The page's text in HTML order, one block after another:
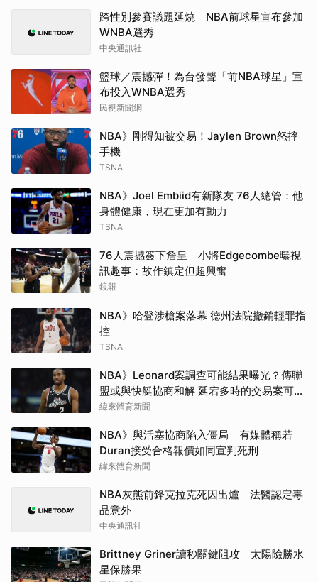
跨性別參賽議題延燒 NBA前球星宣布參加
WNBA選秀
中央通訊社
籃球／震撼彈！為台發聲「前NBA球星」宣
布投入WNBA選秀
民視新聞網
NBA》剛得知被交易！Jaylen Brown怒摔
手機
TSNA
NBA》Joel Embiid有新隊友 76人總管：他
身體健康，現在更加有動力
TSNA
76人震撼簽下詹皇 小將Edgecombe曝視
訊趣事：故作鎮定但超興奮
鏡報
NBA》哈登涉槍案落幕 德州法院撤銷輕罪指
控
TSNA
NBA》Leonard案調查可能結果曝光？傳聯
盟或與快艇協商和解 延宕多時的交易案可望
於開季前成行
緯來體育新聞
NBA》與活塞協商陷入僵局 有媒體稱若
Duran接受合格報價如同宣判死刑
緯來體育新聞
NBA灰熊前鋒克拉克死因出爐 法醫認定毒
品意外
中央通訊社
Brittney Griner讀秒關鍵阻攻 太陽險勝水
星保勝果